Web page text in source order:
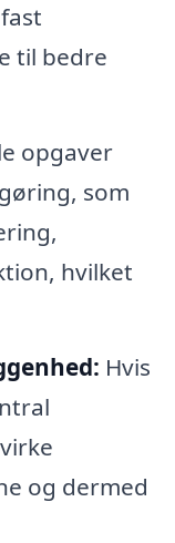
til bedre
opgaver
som
hvilket
Hvis
og dermed